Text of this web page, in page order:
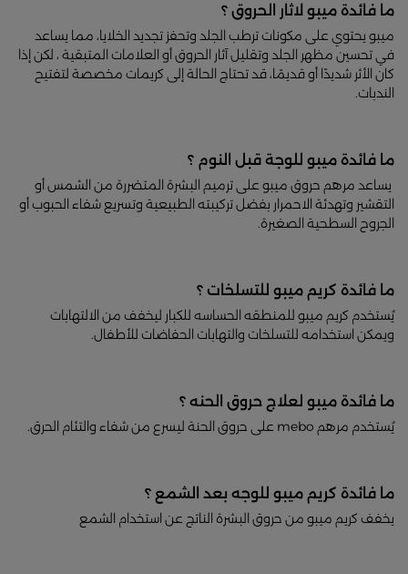
ما فائدة ميبو لاثار الحروق ؟
ميبو يحتوي على مكونات ترطب الجلد وتحفز تجديد الخلايا، مما يساعد
في تحسين مظهر الجلد وتقليل آثار الحروق أو العلامات المتبقية ، لكن إذا
كان الأثر شديدًا أو قديمًا، قد تحتاج الحالة إلى كريمات مخصصة لتفتيح
الندبات.
ما فائدة ميبو للوجة قبل النوم ؟
يساعد مرهم حروق ميبو على ترميم البشرة المتضررة من الشمس أو
التقشير وتهدئة الاحمرار بفضل تركيبته الطبيعية وتسريع شفاء الحبوب أو
الجروح السطحية الصغيرة.
ما فائدة كريم ميبو للتسلخات ؟
يُستخدم كريم ميبو للمنطقه الحساسه للكبار ليخفف من الالتهابات
ويمكن استخدامه للتسلخات والتهابات الحفاضات للأطفال.
ما فائدة ميبو لعلاج حروق الحنه ؟
يُستخدم مرهم mebo على حروق الحنة ليسرع من شفاء والتئام الحرق.
ما فائدة كريم ميبو للوجه بعد الشمع ؟
يخفف كريم ميبو من حروق البشرة الناتج عن استخدام الشمع